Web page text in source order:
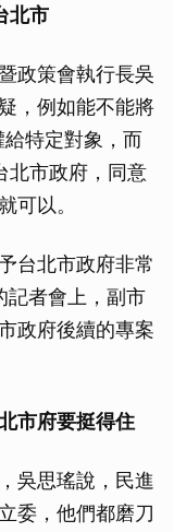
北市
政策會執行長吳
，例如能不能將
特定對象，而
北市政府，同意
可以。
台北市政府非常
記者會上，副市
政府後續的專案
市府要挺得住
吳思瑤說，民進
委，他們都磨刀